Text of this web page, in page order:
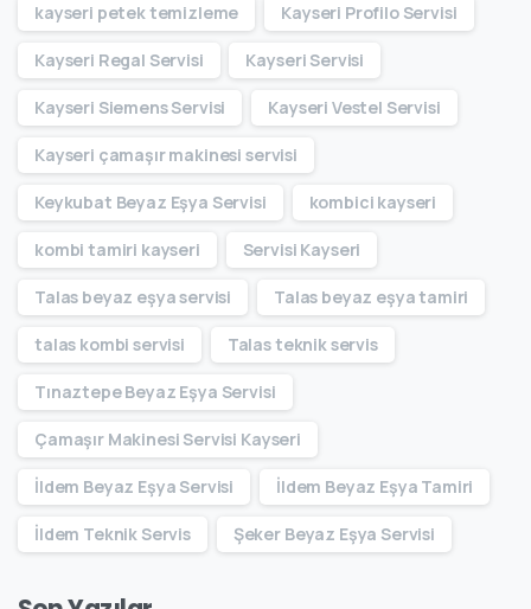
kayseri petek temizleme Kayseri Profilo Servisi
Kayseri Regal Servisi Kayseri Servisi
Kayseri Siemens Servisi Kayseri Vestel Servisi
Kayseri çamaşır makinesi servisi
Keykubat Beyaz Eşya Servisi kombici kayseri
kombi tamiri kayseri Servisi Kayseri
Talas beyaz eşya servisi Talas beyaz eşya tamiri
talas kombi servisi Talas teknik servis
Tınaztepe Beyaz Eşya Servisi
Çamaşır Makinesi Servisi Kayseri
İldem Beyaz Eşya Servisi İldem Beyaz Eşya Tamiri
İldem Teknik Servis Şeker Beyaz Eşya Servisi